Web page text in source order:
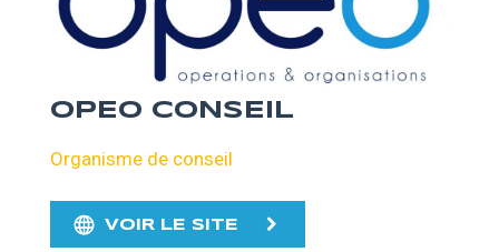
OPEO CONSEIL
Organisme de conseil
VOIR LE SITE